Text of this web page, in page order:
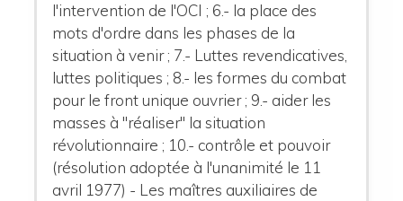
l'intervention de l'OCI ; 6.- la place des
mots d'ordre dans les phases de la
situation à venir ; 7.- Luttes revendicatives,
luttes politiques ; 8.- les formes du combat
pour le front unique ouvrier ; 9.- aider les
masses à "réaliser" la situation
révolutionnaire ; 10.- contrôle et pouvoir
(résolution adoptée à l'unanimité le 11
avril 1977) - Les maîtres auxiliaires de